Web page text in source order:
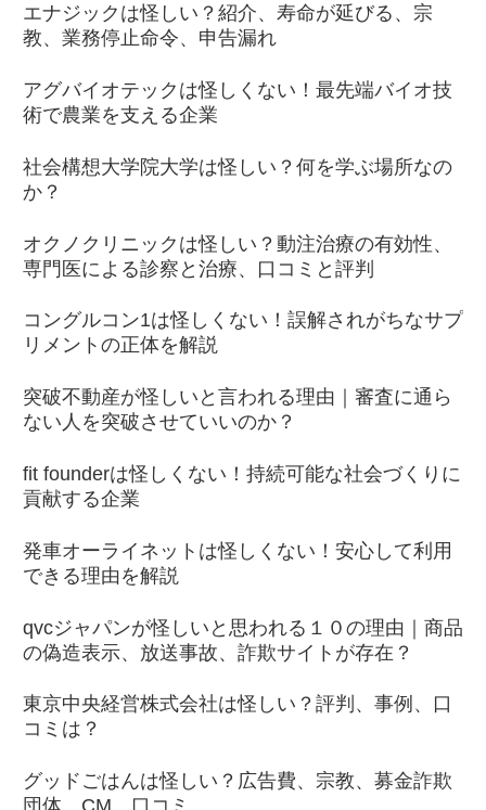
エナジックは怪しい？紹介、寿命が延びる、宗
教、業務停止命令、申告漏れ
アグバイオテックは怪しくない！最先端バイオ技
術で農業を支える企業
社会構想大学院大学は怪しい？何を学ぶ場所なの
か？
オクノクリニックは怪しい？動注治療の有効性、
専門医による診察と治療、口コミと評判
コングルコン1は怪しくない！誤解されがちなサプ
リメントの正体を解説
突破不動産が怪しいと言われる理由｜審査に通ら
ない人を突破させていいのか？
fit founderは怪しくない！持続可能な社会づくりに
貢献する企業
発車オーライネットは怪しくない！安心して利用
できる理由を解説
qvcジャパンが怪しいと思われる１０の理由｜商品
の偽造表示、放送事故、詐欺サイトが存在？
東京中央経営株式会社は怪しい？評判、事例、口
コミは？
グッドごはんは怪しい？広告費、宗教、募金詐欺